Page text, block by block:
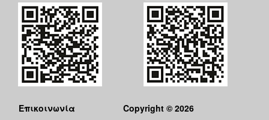
Επικοινωνία Copyright © 2026